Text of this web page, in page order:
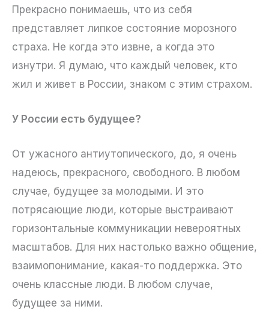
Прекрасно понимаешь, что из себя
представляет липкое состояние морозного
страха. Не когда это извне, а когда это
изнутри. Я думаю, что каждый человек, кто
жил и живет в России, знаком с этим страхом.
У России есть будущее?
От ужасного антиутопического, до, я очень
надеюсь, прекрасного, свободного. В любом
случае, будущее за молодыми. И это
потрясающие люди, которые выстраивают
горизонтальные коммуникации невероятных
масштабов. Для них настолько важно общение,
взаимопонимание, какая-то поддержка. Это
очень классные люди. В любом случае,
будущее за ними.